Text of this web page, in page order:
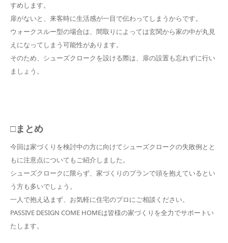
すめします。
扉がないと、来客時に生活感が一目で伝わってしまうからです。
ウォークスルー型の場合は、間取りによっては玄関から家の中が丸見
えになってしまう可能性があります。
そのため、シューズクロークを設ける際は、扉の設置も忘れずに行い
ましょう。
□まとめ
今回は家づくりを検討中の方に向けてシューズクロークの失敗例とと
もに注意点についてもご紹介しました。
シューズクロークに限らず、家づくりのプランで頭を抱えているとい
う方も多いでしょう。
一人で抱え込まず、お気軽に住宅のプロにご相談ください。
PASSIVE DESIGN COME HOMEは皆様の家づくりを全力でサポートい
たします。